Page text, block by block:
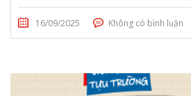
16/09/2025 Không có bình luận